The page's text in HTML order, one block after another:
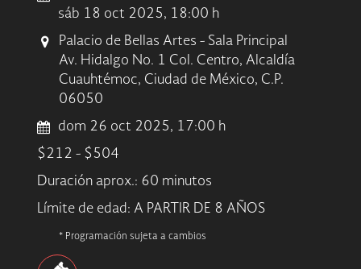
sáb 18 oct 2025, 18:00 h
Palacio de Bellas Artes - Sala Principal
Av. Hidalgo No. 1 Col. Centro, Alcaldía
Cuauhtémoc, Ciudad de México, C.P.
06050
dom 26 oct 2025, 17:00 h
$212 - $504
Duración aprox.: 60 minutos
Límite de edad: A PARTIR DE 8 AÑOS
* Programación sujeta a cambios